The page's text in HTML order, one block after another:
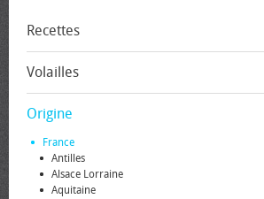
Recettes
Volailles
Origine
France
Antilles
Alsace Lorraine
Aquitaine